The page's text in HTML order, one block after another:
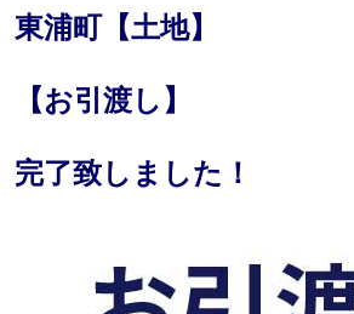
東浦町【土地】
【お引渡し】
完了致しました！